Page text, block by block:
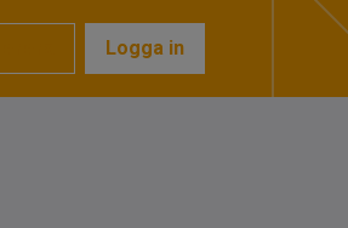
Logga in